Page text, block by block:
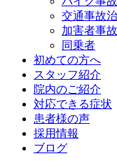
交通事故
加害者事
同乗者
初めての方へ
スタッフ紹介
院内のご紹介
対応できる症状
患者様の声
採用情報
ブログ